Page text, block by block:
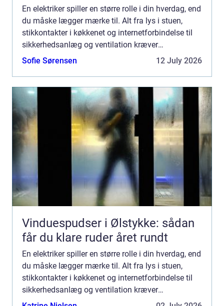
En elektriker spiller en større rolle i din hverdag, end
du måske lægger mærke til. Alt fra lys i stuen,
stikkontakter i køkkenet og internetforbindelse til
sikkerhedsanlæg og ventilation kræver
professione...
Sofie Sørensen 12 July 2026
Vinduespudser i Ølstykke: sådan
får du klare ruder året rundt
En elektriker spiller en større rolle i din hverdag, end
du måske lægger mærke til. Alt fra lys i stuen,
stikkontakter i køkkenet og internetforbindelse til
sikkerhedsanlæg og ventilation kræver
professione...